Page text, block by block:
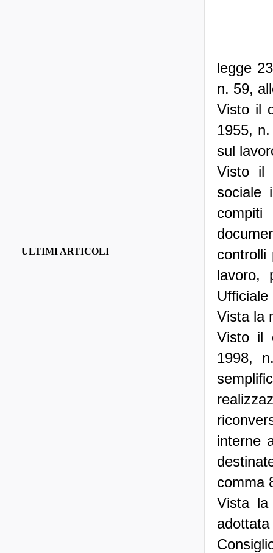
legge
n. 59,
Visto il
1955,
sul
Visto il
sociale
controlli
lavoro,
Ufficiale
Vista la
Visto il
1998,
interne
comma
Vista la
ULTIMI ARTICOLI